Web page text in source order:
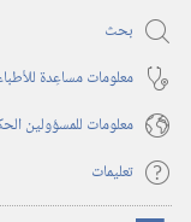
بحث
معلومات مساعِدة
معلومات للمسؤولين
تعليمات